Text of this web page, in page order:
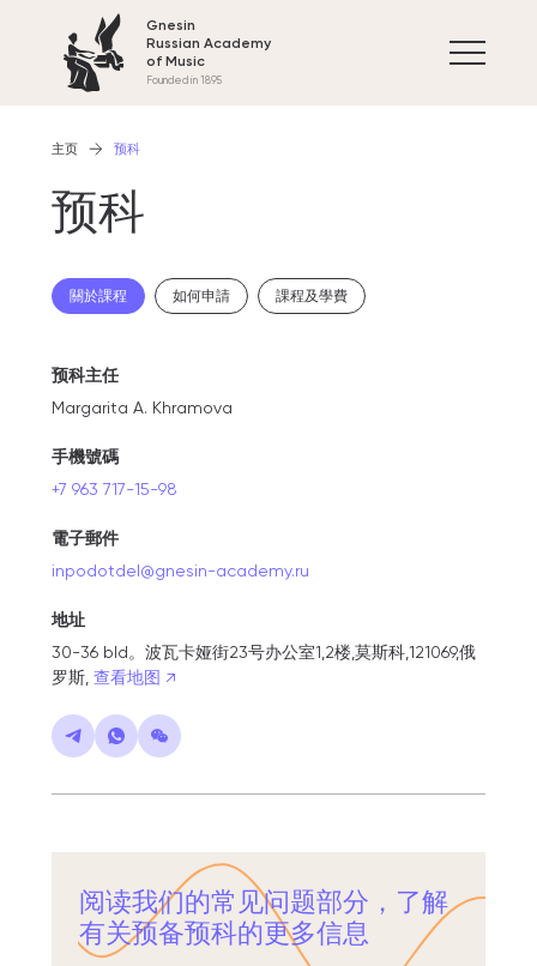
Gnesin
Russian Academy
of Music
Founded in 1895
主页 预科
预科
關於課程 如何申請 課程及學費
预科主任
Margarita A. Khramova
手機號碼
+7 963 717-15-98
電子郵件
inpodotdel@gnesin-academy.ru
地址
30-36 bld。波瓦卡娅街23号办公室1,2楼,莫斯科,121069,俄
罗斯, 查看地图 ↗
阅读我们的常见问题部分，了解
有关预备预科的更多信息